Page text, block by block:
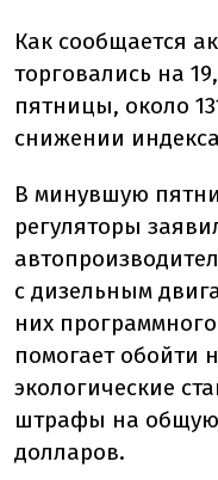
Как сообщается
торговались на
пятницы, около
снижении
В минувшую
регуляторы
с дизельным
них
помогает обойти
экологические
штрафы на общую
долларов.